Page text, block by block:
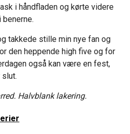
i håndfladen og kørte videre
takkede stille min nye fan og
den heppende high five og for
også kan være en fest,
Halvblank lakering.